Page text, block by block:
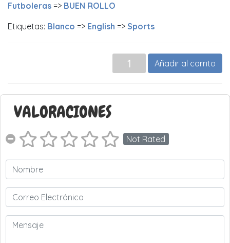
Futboleras => BUEN ROLLO
Etiquetas: Blanco => English => Sports
Añadir al carrito
VALORACIONES
Not Rated